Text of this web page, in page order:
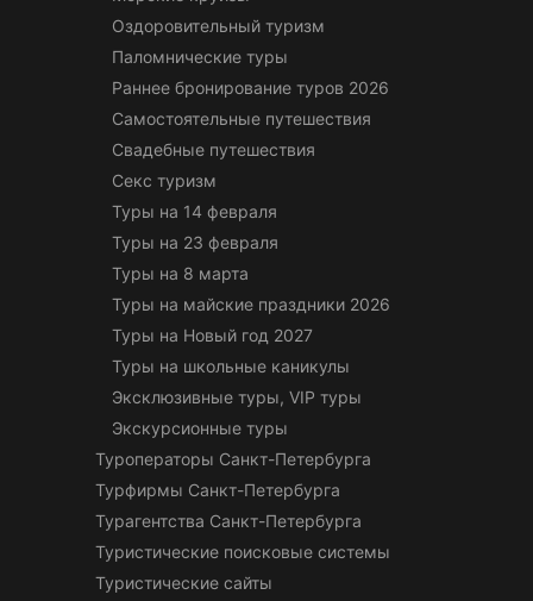
Оздоровительный туризм
Паломнические туры
Раннее бронирование туров 2026
Самостоятельные путешествия
Свадебные путешествия
Секс туризм
Туры на 14 февраля
Туры на 23 февраля
Туры на 8 марта
Туры на майские праздники 2026
Туры на Новый год 2027
Туры на школьные каникулы
Эксклюзивные туры, VIP туры
Экскурсионные туры
Туроператоры Санкт-Петербурга
Турфирмы Санкт-Петербурга
Турагентства Санкт-Петербурга
Туристические поисковые системы
Туристические сайты